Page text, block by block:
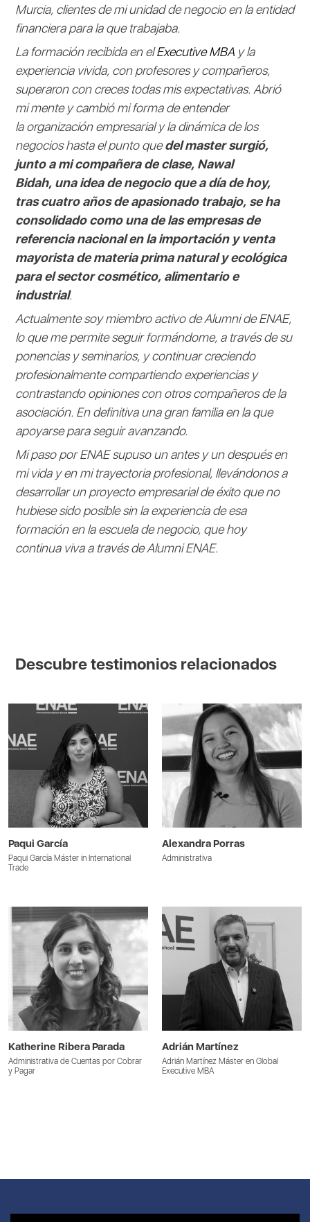
Murcia, clientes de mi unidad de negocio en la entidad
financiera para la que trabajaba.
La formación recibida en elExecutive MBA y la
experiencia vivida, con profesores y compañeros,
superaron con creces todas mis expectativas. Abrió
mi mente y cambió mi forma de entender
la organización empresarial y la dinámica de los
negocios hasta el punto quedel master surgió,
junto a mi compañera de clase, Nawal
Bidah, una idea de negocio que a día de hoy,
tras cuatro años de apasionado trabajo, se ha
consolidado como una de las empresas de
referencia nacional en la importación y venta
mayorista de materia prima natural y ecológica
para el sector cosmético, alimentario e
industrial.
Actualmente soy miembro activo de Alumni de ENAE,
lo que me permite seguir formándome, a través de su
ponencias y seminarios, y continuar creciendo
profesionalmente compartiendo experiencias y
contrastando opiniones con otros compañeros de la
asociación. En definitiva una gran familia en la que
apoyarse para seguir avanzando.
Mi paso por ENAE supuso un antes y un después en
mi vida y en mi trayectoria profesional, llevándonos a
desarrollar un proyecto empresarial de éxito que no
hubiese sido posible sin la experiencia de esa
formación en la escuela de negocio, que hoy
continua viva a través de Alumni ENAE.
Descubre testimonios relacionados
Paqui García
Paqui García Máster in International
Trade
Alexandra Porras
Administrativa
Katherine Ribera Parada
Administrativa de Cuentas por Cobrar
y Pagar
Adrián Martínez
Adrián Martínez Máster en Global
Executive MBA